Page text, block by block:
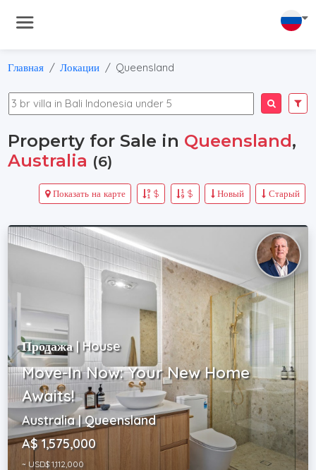
Главная Локации Queensland
Property for Sale in Queensland,
Australia (6)
Старый
Новый
$
$
Показать на карте
Продажа | House
Move-In Now: Your New Home
Awaits!
Australia | Queensland
A$ 1,575,000
~ USD$ 1,112,000